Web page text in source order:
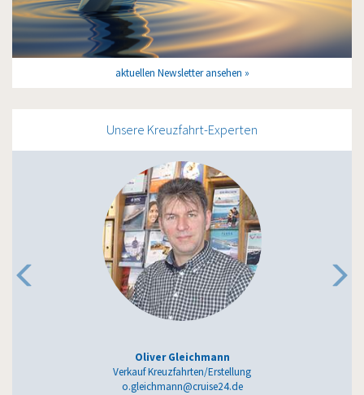
aktuellen Newsletter ansehen
Unsere Kreuzfahrt-Experten
Oliver Gleichmann
Verkauf Kreuzfahrten/Erstellung
o.gleichmann@cruise24.de